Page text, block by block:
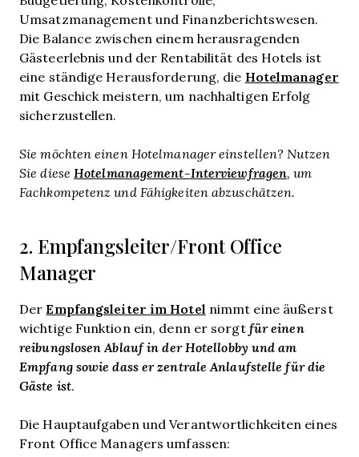
Umsatzmanagement und Finanzberichtswesen.
Die Balance zwischen einem herausragenden
Gästeerlebnis und der Rentabilität des Hotels ist
eine ständige Herausforderung, die Hotelmanager
mit Geschick meistern, um nachhaltigen Erfolg
sicherzustellen.
Sie möchten einen Hotelmanager einstellen? Nutzen
Sie diese Hotelmanagement-Interviewfragen, um
Fachkompetenz und Fähigkeiten abzuschätzen.
2. Empfangsleiter/Front Office
Manager
DerEmpfangsleiter im Hotel nimmt eine äußerst
wichtige Funktion ein, denn er sorgtfür einen
reibungslosen Ablauf in der Hotellobby und am
Empfangsowie dass er zentrale Anlaufstelle für die
Gäste ist.
Die Hauptaufgaben und Verantwortlichkeiten eines
Front Office Managers umfassen: